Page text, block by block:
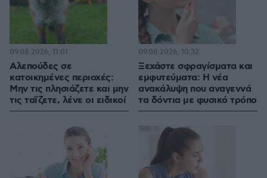
Αλεπούδες σε
κατοικημένες περιοχές:
Μην τις πλησιάζετε και μην
τις ταΐζετε, λένε οι ειδικοί
09.08.2026, 11:01
Ξεχάστε σφραγίσματα και
εμφυτεύματα: Η νέα
ανακάλυψη που αναγεννά
τα δόντια με φυσικό τρόπο
09.08.2026, 10:32